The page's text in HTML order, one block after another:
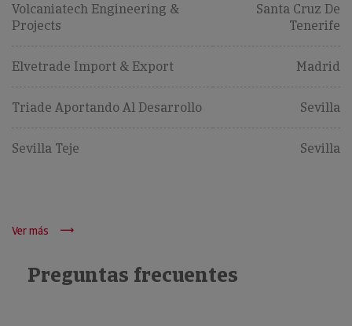
Volcaniatech Engineering &
Projects
Santa Cruz De
Tenerife
Elvetrade Import & Export Madrid
Triade Aportando Al Desarrollo Sevilla
Sevilla Teje Sevilla
Ver más
Preguntas frecuentes